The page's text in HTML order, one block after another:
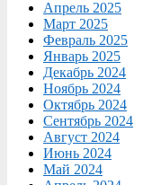
Апрель 2025
Март 2025
Февраль 2025
Январь 2025
Декабрь 2024
Ноябрь 2024
Октябрь 2024
Сентябрь 2024
Август 2024
Июнь 2024
Май 2024